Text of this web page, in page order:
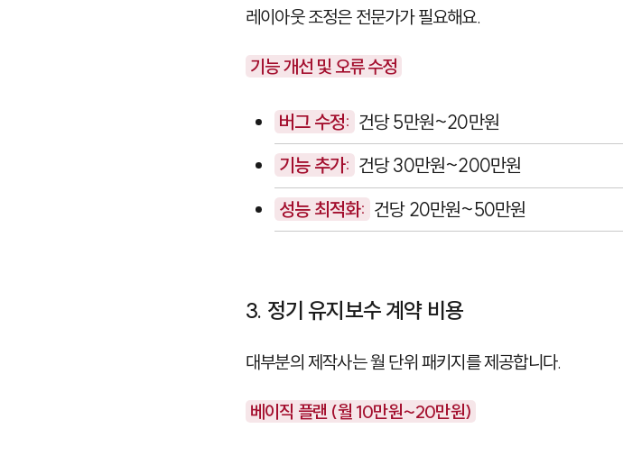
레이아웃 조정은 전문가가 필요해요.
기능 개선 및 오류 수정
버그 수정: 건당 5만원~20만원
기능 추가: 건당 30만원~200만원
성능 최적화: 건당 20만원~50만원
3. 정기 유지보수 계약 비용
대부분의 제작사는 월 단위 패키지를 제공합니다.
베이직 플랜 (월 10만원~20만원)